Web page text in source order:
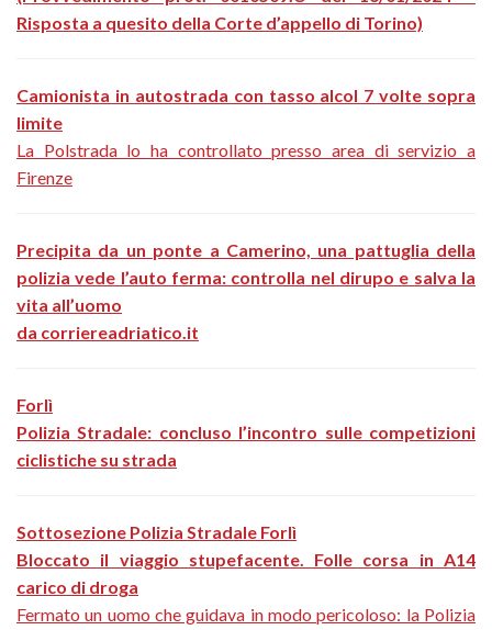
Risposta a quesito della Corte d’appello di Torino)
Camionista in autostrada con tasso alcol 7 volte sopra
limite
La Polstrada lo ha controllato presso area di servizio a
Firenze
Precipita da un ponte a Camerino, una pattuglia della
polizia vede l’auto ferma: controlla nel dirupo e salva la
vita all’uomo
da corriereadriatico.it
Forlì
Polizia Stradale: concluso l’incontro sulle competizioni
ciclistiche su strada
Sottosezione Polizia Stradale Forlì
Bloccato il viaggio stupefacente. Folle corsa in A14
carico di droga
Fermato un uomo che guidava in modo pericoloso: la Polizia